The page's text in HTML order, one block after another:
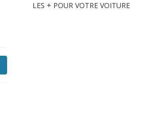
LES + POUR VOTRE VOITURE